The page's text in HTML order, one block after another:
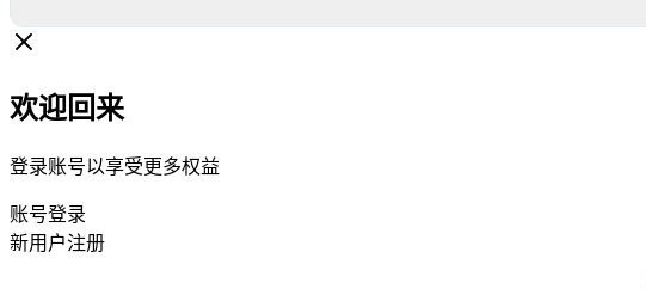
欢迎回来
登录账号以享受更多权益
账号登录
新用户注册